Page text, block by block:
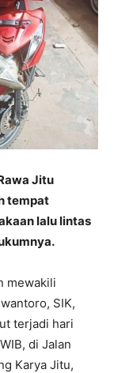
Jitu
tempat
lalu lintas
mewakili
SIK,
terjadi hari
di Jalan
Karya Jitu,